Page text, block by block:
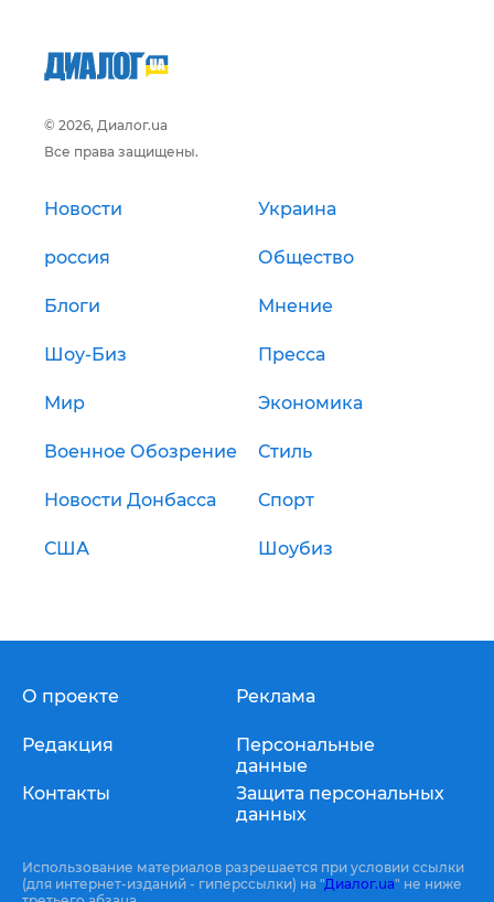
© 2026, Диалог.ua
Все права защищены.
Новости Украина
россия Общество
Блоги Мнение
Шоу-Биз Пресса
Мир Экономика
Военное Обозрение Стиль
Новости Донбасса Спорт
США Шоубиз
О проекте
Редакция
Контакты
Реклама
Персональные
данные
Защита персональных
данных
Использование материалов разрешается при условии ссылки
(для интернет-изданий - гиперссылки) на "Диалог.ua" не ниже